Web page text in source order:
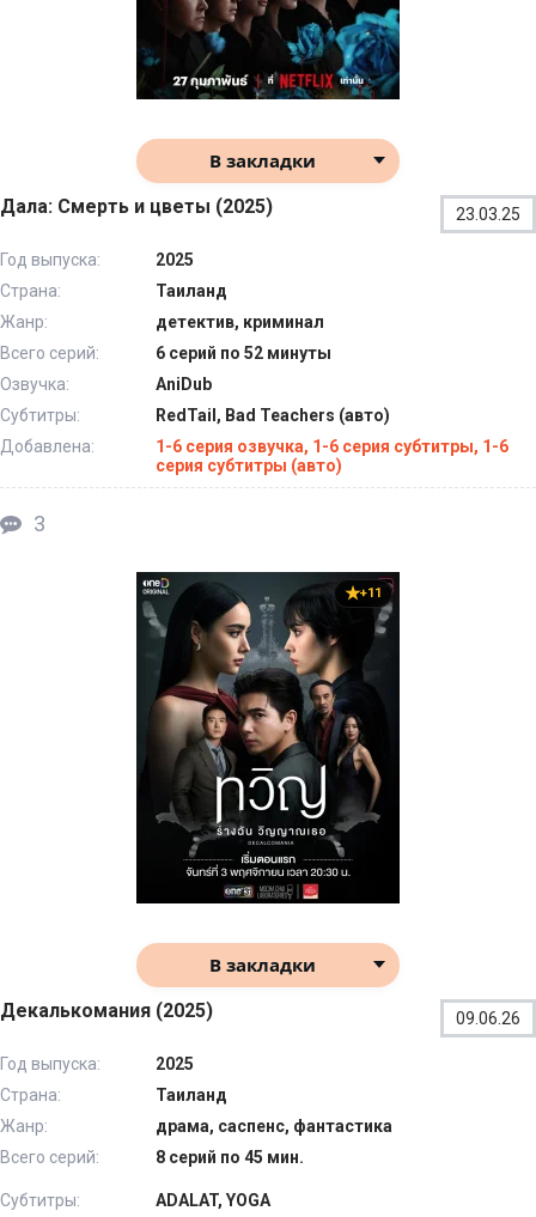
В закладки
Дала: Смерть и цветы (2025) 23.03.25
Год выпуска:
2025
Страна:
Таиланд
Жанр:
детектив, криминал
Всего серий:
6 серий по 52 минуты
Озвучка:
AniDub
Субтитры:
RedTail, Bad Teachers (авто)
Добавлена:
1-6 серия озвучка, 1-6 серия субтитры, 1-6
серия субтитры (авто)
3
+11
В закладки
Декалькомания (2025) 09.06.26
Год выпуска:
2025
Страна:
Таиланд
Жанр:
драма, саспенс, фантастика
Всего серий:
8 серий по 45 мин.
Субтитры:
ADALAT, YOGA